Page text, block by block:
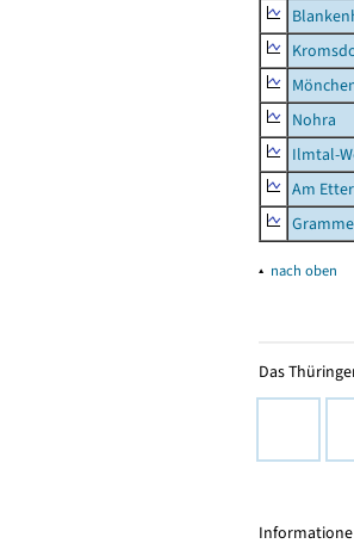
Nohra
Ilmtal-
Am
▴ nach oben
Das